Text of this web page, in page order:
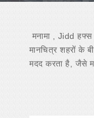
मनामा , Jidd हफ्स
मानचित्र शहरों के
मदद करता है, जैसे